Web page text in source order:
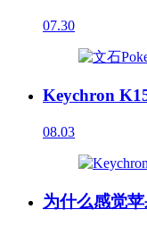
07.30
Keychron
08.03
为什么感觉